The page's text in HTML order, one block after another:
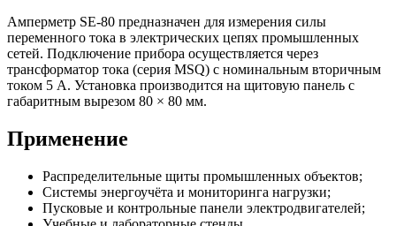
Амперметр SE-80 предназначен для измерения силы
переменного тока в электрических цепях промышленных
сетей. Подключение прибора осуществляется через
трансформатор тока (серия MSQ) с номинальным вторичным
током 5 А. Установка производится на щитовую панель с
габаритным вырезом 80 × 80 мм.
Применение
Распределительные щиты промышленных объектов;
Системы энергоучёта и мониторинга нагрузки;
Пусковые и контрольные панели электродвигателей;